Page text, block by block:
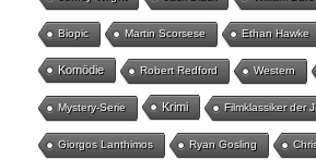
Biopic Martin Scorsese Ethan Hawke
Komödie Robert Redford Western
Mystery-Serie Krimi Filmklassiker der
Giorgos Lanthimos Ryan Gosling